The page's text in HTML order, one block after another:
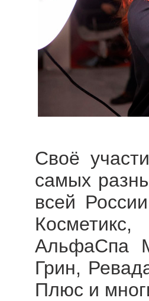
Своё
самых
всей
АльфаСпа
Грин,
Плюс и